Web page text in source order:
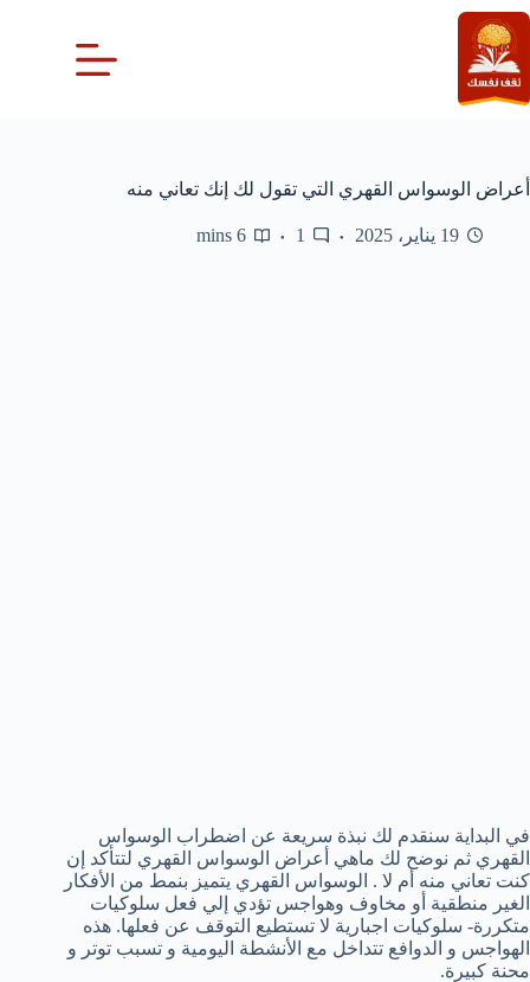
التجاوز
إلى
المحتوى
أعراض الوسواس القهري التي تقول لك إنك تعاني منه
19 يناير، 2025 1
6 mins
في البداية سنقدم لك نبذة سريعة عن اضطراب الوسواس
القهري ثم نوضح لك ماهي أعراض الوسواس القهري لتتأكد إن
كنت تعاني منه أم لا . الوسواس القهري يتميز بنمط من الأفكار
الغير منطقية أو مخاوف وهواجس تؤدي إلي فعل سلوكيات
متكررة- سلوكيات اجبارية لا تستطيع التوقف عن فعلها. هذه
الهواجس و الدوافع تتداخل مع الأنشطة اليومية و تسبب توتر و
محنة كبيرة.